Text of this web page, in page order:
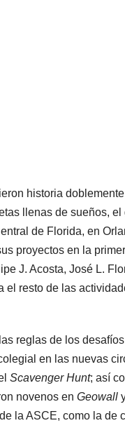
historia
llenas de sueños,
de Florida, en
proyectos en la
J. Acosta, José L.
el resto de las
reglas de los
en las nuevas
Scavenger Hunt; así
novenos en Geowall
la ASCE, como la